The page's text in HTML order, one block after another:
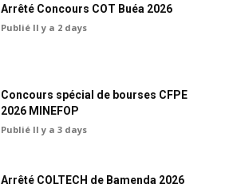
Arrêté Concours COT Buéa 2026
Publié Il y a 2 days
Concours spécial de bourses CFPE
2026 MINEFOP
Publié Il y a 3 days
Arrêté COLTECH de Bamenda 2026